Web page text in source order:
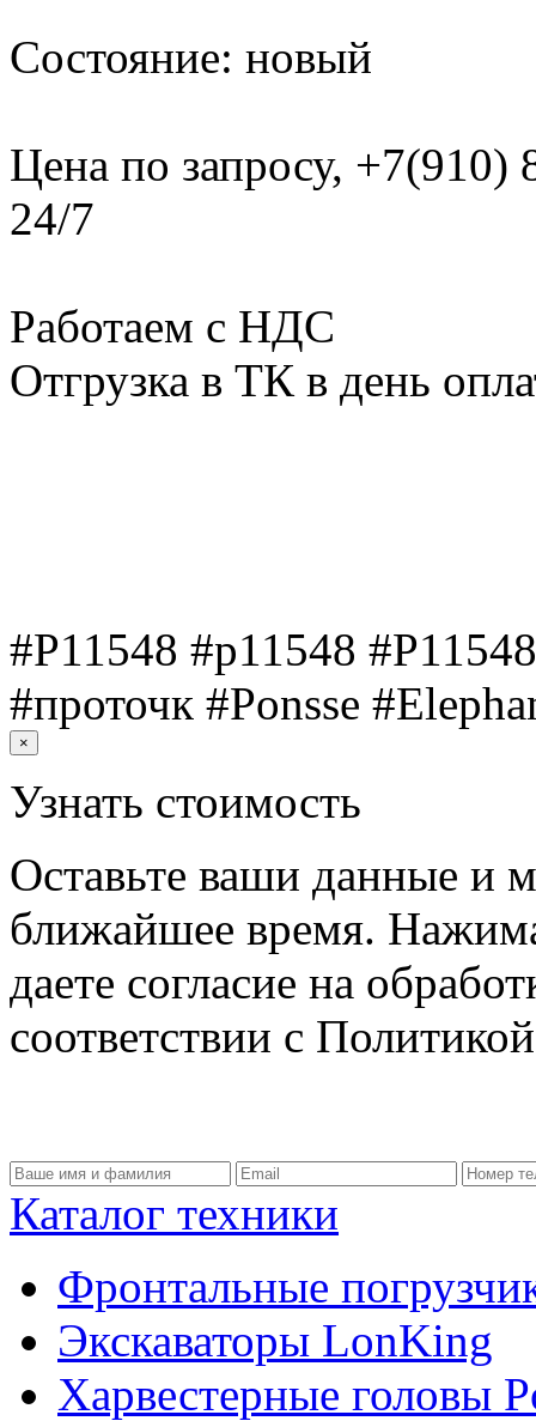
Состояние: новый
Цена по запросу, +7(910)
24/7
Работаем с НДС
Отгрузка в ТК в день
#P11548 #p11548
#проточк #Ponsse
×
Узнать стоимость
Оставьте ваши данные и
ближайшее время.
даете согласие на
соответствии с
Каталог техники
Фронтальные
Экскаваторы LonKing
Харвестерные головы